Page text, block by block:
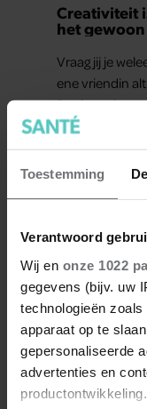
Toestemming
Verantwoord
Wij en onze 1022
gegevens (bijv. uw
technologieën
apparaat op te
gepersonaliseerde
advertenties en
Creativiteit
het gewoon
Vraag jij je
ene vriendin
Dat je zusje
bedenkt, een
plek of ineens
feestje? Of
zoeken.
Meer